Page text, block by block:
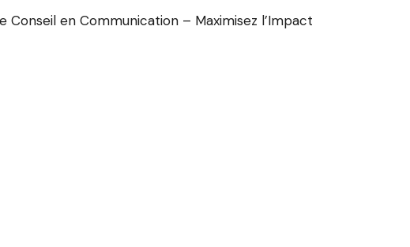
en Communication – Maximisez l’Impact